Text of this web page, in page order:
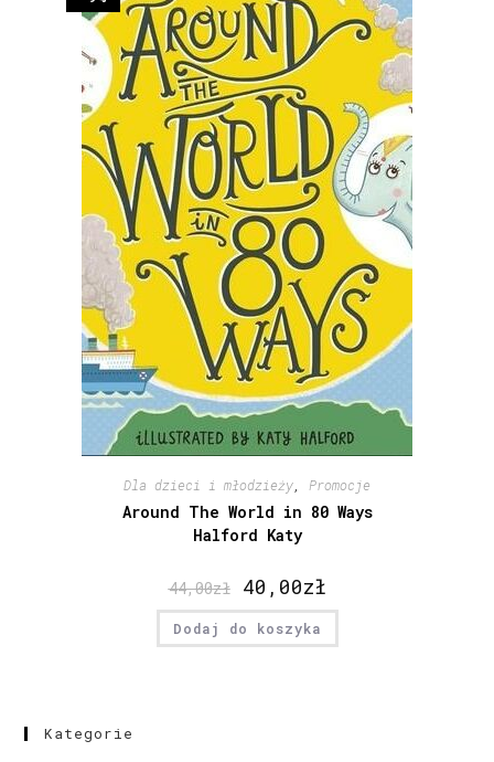
Dla dzieci i młodzieży Promocje
Around The World in 80 Ways
Halford Katy
44,00zł 40,00zł
Dodaj do koszyka
Kategorie